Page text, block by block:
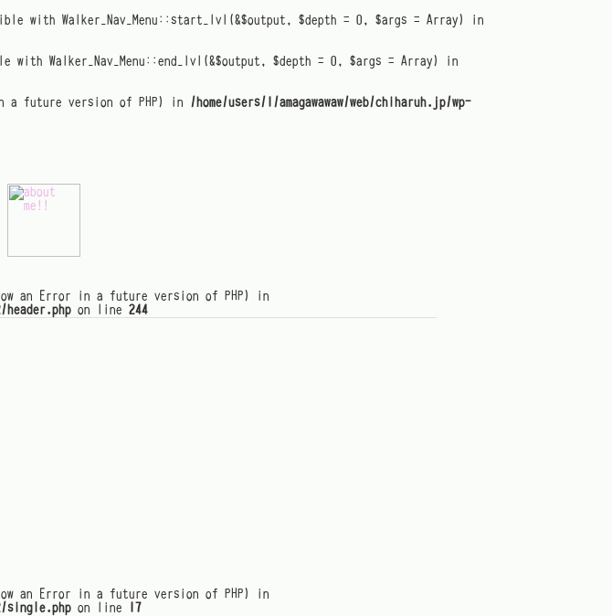
with Walker_Nav_Menu::start_lvl(&$output, $depth = 0, $args = Array) in
with Walker_Nav_Menu::end_lvl(&$output, $depth = 0, $args = Array) in
a future version of PHP) in /home/users/1/amagawawaw/web/chiharuh.jp/wp-
an Error in a future version of PHP) in
header.php on line 244
an Error in a future version of PHP) in
single.php on line 17